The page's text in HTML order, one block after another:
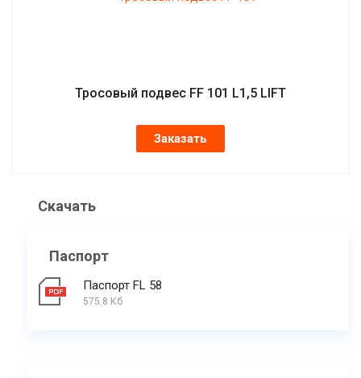
Тросовый подвес FF 101 L1,5 LIFT
Заказать
Скачать
Паспорт
Паспорт FL 58
575.8 Кб